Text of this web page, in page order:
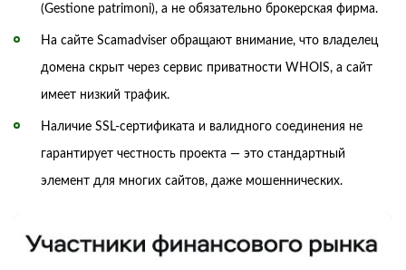
(Gestione patrimoni), а не обязательно брокерская фирма.
На сайте Scamadviser обращают внимание, что владелец
домена скрыт через сервис приватности WHOIS, а сайт
имеет низкий трафик.
Наличие SSL-сертификата и валидного соединения не
гарантирует честность проекта — это стандартный
элемент для многих сайтов, даже мошеннических.